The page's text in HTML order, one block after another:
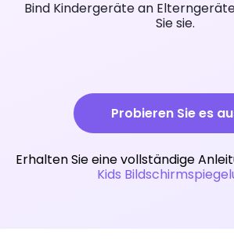
Bind Kindergeräte an
Sie sie.
Probieren Sie es
Erhalten Sie eine vollständige
Kids